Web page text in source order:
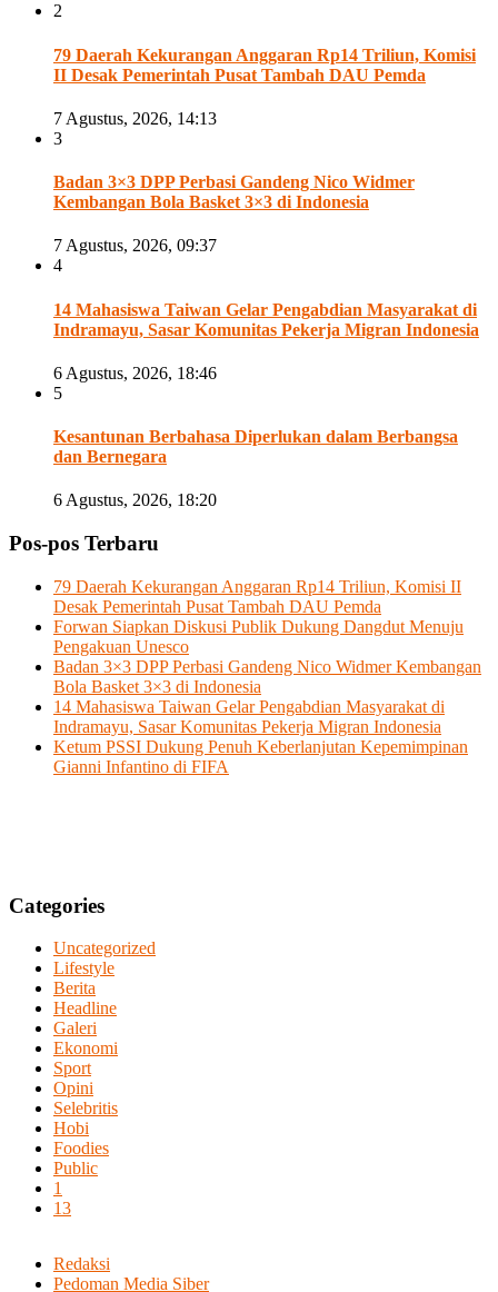
2
79 Daerah Kekurangan Anggaran Rp14 Triliun, Komisi
II Desak Pemerintah Pusat Tambah DAU Pemda
7 Agustus, 2026, 14:13
3
Badan 3×3 DPP Perbasi Gandeng Nico Widmer
Kembangan Bola Basket 3×3 di Indonesia
7 Agustus, 2026, 09:37
4
14 Mahasiswa Taiwan Gelar Pengabdian Masyarakat di
Indramayu, Sasar Komunitas Pekerja Migran Indonesia
6 Agustus, 2026, 18:46
5
Kesantunan Berbahasa Diperlukan dalam Berbangsa
dan Bernegara
6 Agustus, 2026, 18:20
Pos-pos Terbaru
79 Daerah Kekurangan Anggaran Rp14 Triliun, Komisi II
Desak Pemerintah Pusat Tambah DAU Pemda
Forwan Siapkan Diskusi Publik Dukung Dangdut Menuju
Pengakuan Unesco
Badan 3×3 DPP Perbasi Gandeng Nico Widmer Kembangan
Bola Basket 3×3 di Indonesia
14 Mahasiswa Taiwan Gelar Pengabdian Masyarakat di
Indramayu, Sasar Komunitas Pekerja Migran Indonesia
Ketum PSSI Dukung Penuh Keberlanjutan Kepemimpinan
Gianni Infantino di FIFA
Categories
Uncategorized
Lifestyle
Berita
Headline
Galeri
Ekonomi
Sport
Opini
Selebritis
Hobi
Foodies
Public
1
13
Redaksi
Pedoman Media Siber